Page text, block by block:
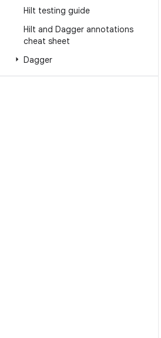
Hilt testing guide
Hilt and Dagger annotations
cheat sheet
Dagger